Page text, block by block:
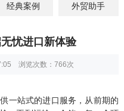
经典案例 外贸助手
忧进口新体验
浏览次数： 766次
站式的进口服务，从前期的